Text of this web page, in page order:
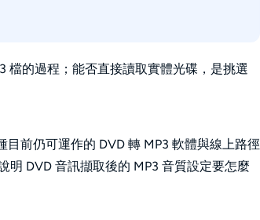
檔的過程；能否直接讀取實體光碟，是挑選
前仍可運作的 DVD 轉 MP3 軟體與線上路徑
明 DVD 音訊擷取後的 MP3 音質設定要怎麼